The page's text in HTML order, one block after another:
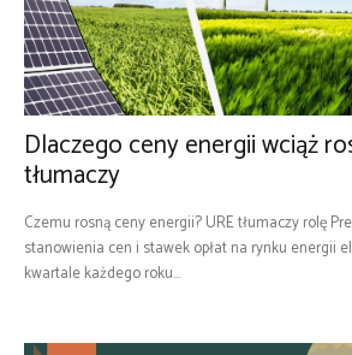
Dlaczego ceny energii wciąż
tłumaczy
Czemu rosną ceny energii? URE tłumaczy rolę
stanowienia cen i stawek opłat na rynku energii
kwartale każdego roku...